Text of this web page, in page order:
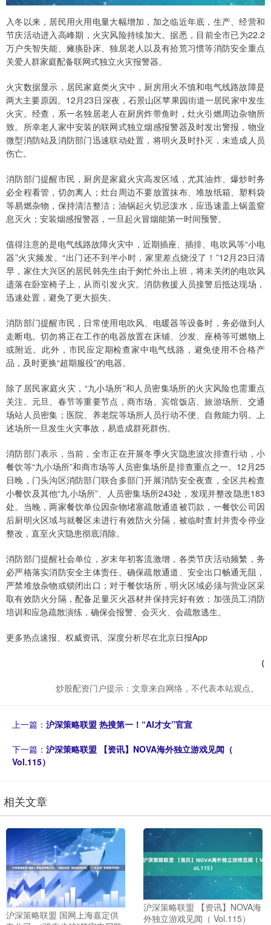
入冬以来，居民用火用电量大幅增加，加之临近年底，生产、经营和
节庆活动进入高峰期，火灾风险持续加大。据悉，目前全市已为22.2
万户失智失能、瘫痪卧床、独居老人以及有拾荒习惯等消防安全重点
关爱人群家庭配备联网式独立火灾报警器。
火灾数据显示，居民家庭类火灾中，厨房用火不慎和电气线路故障是
两大主要原因。12月23日深夜，石景山区苹果园街道一居民家中发生
火灾。经查，系一名独居老人在厨房炸带鱼时，灶火引燃周边杂物所
致。所幸老人家中安装的联网式独立烟感报警器及时发出警报，物业
微型消防站及消防部门迅速联动处置，将明火及时扑灭，未造成人员
伤亡。
消防部门提醒市民，厨房是家庭火灾高发区域，尤其油炸、爆炒时务
必全程看管，切勿离人；灶台周边不要放置抹布、堆放纸箱、塑料袋
等易燃杂物，保持清洁整洁；油锅起火切忌泼水，应迅速盖上锅盖窒
息灭火；安装烟感报警器，一旦起火冒烟能第一时间预警。
值得注意的是电气线路故障火灾中，近期插座、插排、电吹风等“小电
器”火灾频发。“出门还不到半小时，家里差点烧没了！”12月23日清
早，家住大兴区的居民韩先生由于匆忙外出上班，将未关闭的电吹风
遗落在卧室椅子上，从而引发火灾。消防救援人员接警后抵达现场，
迅速处置，避免了更大损失。
消防部门提醒市民，日常使用电吹风、电暖器等设备时，务必做到人
走断电。切勿将正在工作的电器放置在床铺、沙发、座椅等可燃物上
或附近。此外，市民应定期检查家中电气线路，避免使用不合格产
品，及时更换“超期服役”的电器。
除了居民家庭火灾，“九小场所”和人员密集场所的火灾风险也需重点
关注。元旦、春节等重要节点，商市场、宾馆饭店、旅游场所、交通
场站人员密集；医院、养老院等场所人员行动不便、自救能力弱。上
述场所一旦发生火灾事故，易造成群死群伤。
消防部门表示，当前，全市正在开展冬季火灾隐患波次排查行动，小
餐饮等“九小场所”和商市场等人员密集场所是排查重点之一。12月25
日晚，门头沟区消防部门联合多部门开展消防安全夜查，全区共检查
小餐饮及其他“九小场所”、人员密集场所243处，发现并整改隐患183
处。当晚，两家餐饮单位因杂物堵塞疏散通道被罚款，一餐饮公司因
后厨明火区域与就餐区未进行有效防火分隔，被临时查封并责令停业
整改，直至火灾隐患彻底消除。
消防部门提醒社会单位，岁末年初客流激增，各类节庆活动频繁，务
必严格落实消防安全主体责任。确保疏散通道、安全出口畅通无阻，
严禁堆放杂物或锁闭出口；对于餐饮场所，明火区域必须与营业区采
取有效防火分隔，配备足量灭火器材并保持完好有效；加强员工消防
培训和应急疏散演练，确保会报警、会灭火、会疏散逃生。
更多热点速报、权威资讯、深度分析尽在北京日报App
（
炒股配资门户提示：文章来自网络，不代表本站观点。
上一篇： 沪深策略联盟 热搜第一！“AI才女”官宣
下一篇： 沪深策略联盟 【资讯】NOVA海外独立游戏见闻（
Vol.115）
相关文章
沪深策略联盟 国网上海嘉定供
沪深策略联盟 【资讯】NOVA海
外独立游戏见闻（ Vol.115）